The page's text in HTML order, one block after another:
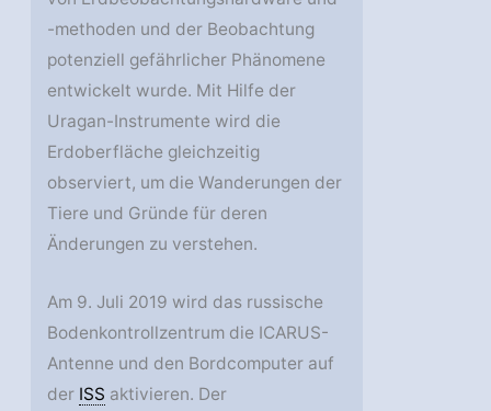
-methoden und der Beobachtung
potenziell gefährlicher Phänomene
entwickelt wurde. Mit Hilfe der
Uragan-Instrumente wird die
Erdoberfläche gleichzeitig
observiert, um die Wanderungen der
Tiere und Gründe für deren
Änderungen zu verstehen.
Am 9. Juli 2019 wird das russische
Bodenkontrollzentrum die ICARUS-
Antenne und den Bordcomputer auf
der ISS aktivieren. Der